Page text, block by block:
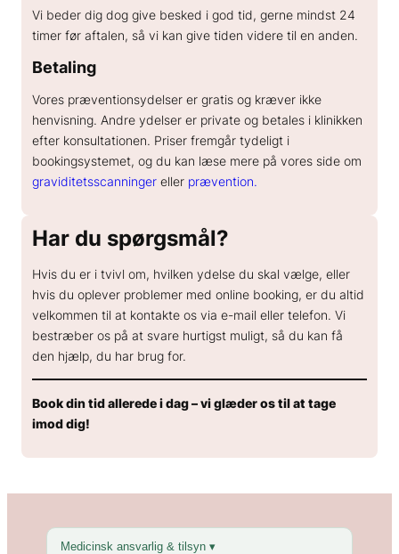
Kønsgaranti: Kan kønnet ikke ses tydeligt, scanner
vi igen uden beregning
Fra 495 kr.
15 min
Book tid →
Vi beder dig dog give besked i god tid, gerne mindst 24
timer før aftalen, så vi kan give tiden videre til en anden.
Betaling
Vores præventionsydelser er gratis og kræver ikke
henvisning. Andre ydelser er private og betales i klinikken
efter konsultationen. Priser fremgår tydeligt i
bookingsystemet, og du kan læse mere på vores side om
graviditetsscanninger eller prævention.
Har du spørgsmål?
Hvis du er i tvivl om, hvilken ydelse du skal vælge, eller
hvis du oplever problemer med online booking, er du altid
velkommen til at kontakte os via e-mail eller telefon. Vi
bestræber os på at svare hurtigst muligt, så du kan få
den hjælp, du har brug for.
Book din tid allerede i dag – vi glæder os til at tage
imod dig!
Medicinsk ansvarlig & tilsyn ▾